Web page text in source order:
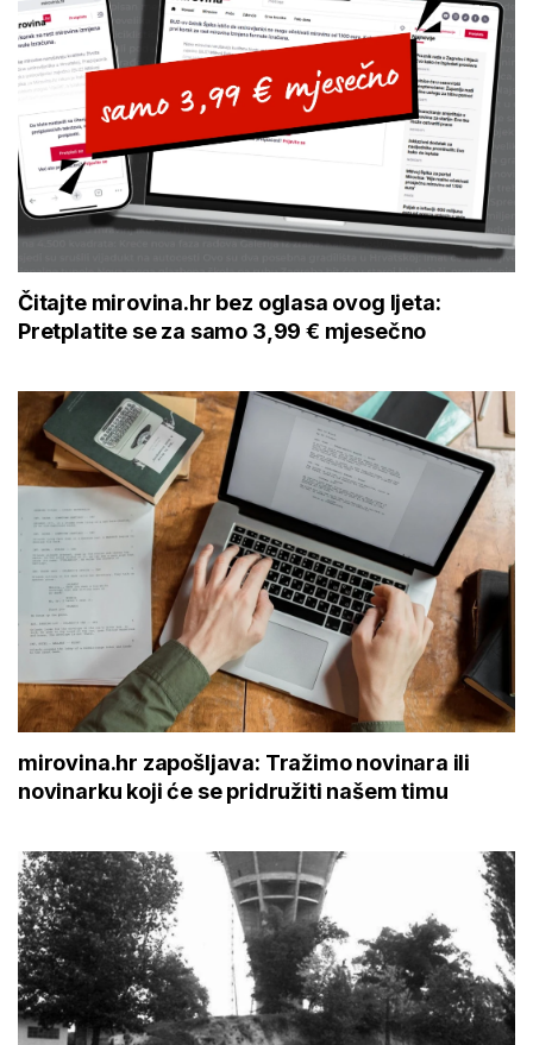
Čitajte mirovina.hr bez oglasa ovog ljeta:
Pretplatite se za samo 3,99 € mjesečno
mirovina.hr zapošljava: Tražimo novinara ili
novinarku koji će se pridružiti našem timu